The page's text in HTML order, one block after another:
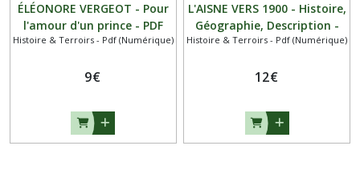
ÉLÉONORE VERGEOT - Pour
l'amour d'un prince - PDF
Histoire & Terroirs - Pdf (Numérique)
9€
L'AISNE VERS 1900 - Histoire,
Géographie, Description -
PDF
Histoire & Terroirs - Pdf (Numérique)
12€